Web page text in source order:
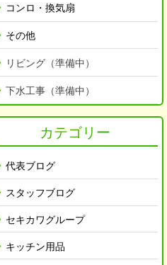
コンロ・換気扇
その他
リビング（準備中）
下水工事（準備中）
カテゴリー
代表ブログ
スタッフブログ
セキカワグループ
キッチン用品